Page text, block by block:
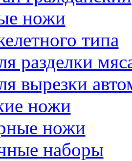
ножи
типа
разделки
вырезки
ножи
ножи
наборы